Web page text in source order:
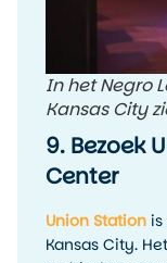
In het Negro
Kansas City
9. Bezoek
Center
Union Station
Kansas City.